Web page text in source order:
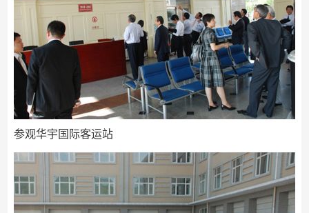
参观华宇国际客运站